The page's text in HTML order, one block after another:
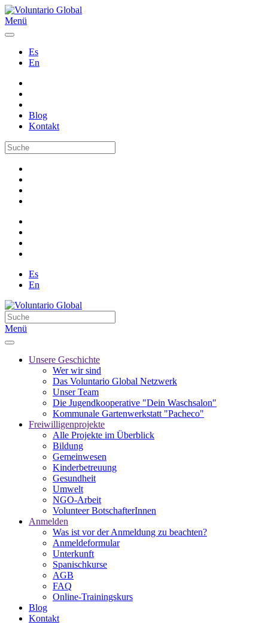
Menü
Es
En
Blog
Kontakt
Es
En
Menü
Unsere Geschichte
Wer wir sind
Das Voluntario Global Netzwerk
Unser Team
Die Jugendkooperative "Dein Waschsalon"
Kommunale Gartenwerkstatt "Pacheco"
Freiwilligenprojekte
Alle Projekte im Überblick
Bildung
Gemeinwesen
Kinderbetreuung
Gesundheit
Umwelt
NGO-Arbeit
Volunteer BotschafterInnen
Anmelden
Was ist vor der Anmeldung zu beachten?
Anmeldeformular
Unterkunft
Spanischkurse
AGB
FAQ
Online-Trainingskurs
Blog
Kontakt